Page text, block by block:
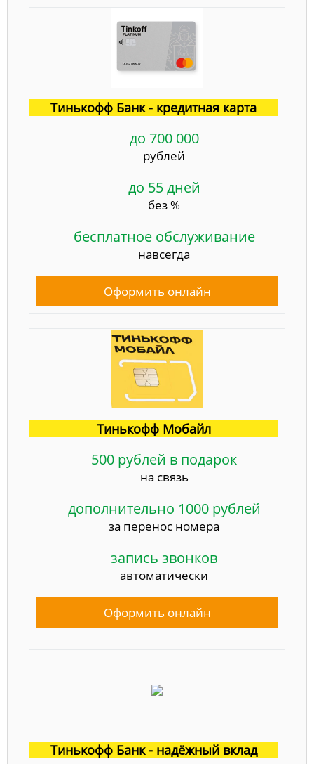
Тинькофф Банк - кредитная карта
до 700 000
рублей
до 55 дней
без %
бесплатное обслуживание
навсегда
Оформить онлайн
Тинькофф Мобайл
500 рублей в подарок
на связь
дополнительно 1000 рублей
за перенос номера
запись звонков
автоматически
Оформить онлайн
Тинькофф Банк - надёжный вклад